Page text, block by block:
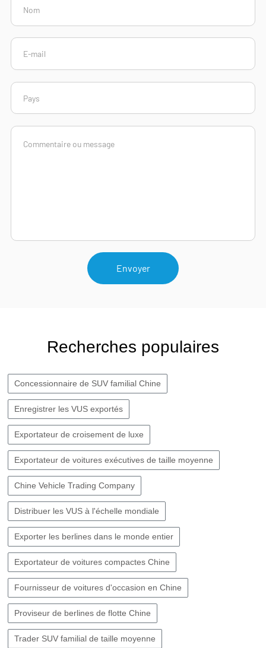
Envoyer
Recherches populaires
Concessionnaire de SUV familial Chine
Enregistrer les VUS exportés
Exportateur de croisement de luxe
Exportateur de voitures exécutives de taille moyenne​
Chine Vehicle Trading Company
Distribuer les VUS à l'échelle mondiale
Exporter les berlines dans le monde entier
Exportateur de voitures compactes Chine
Fournisseur de voitures d'occasion en Chine
Proviseur de berlines de flotte Chine
Trader SUV familial de taille moyenne